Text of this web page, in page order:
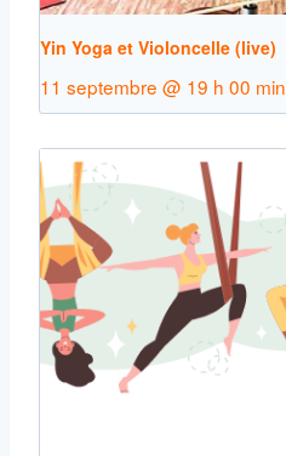
Yin Yoga et Violoncelle (live)
11 septembre @ 19 h 00 min